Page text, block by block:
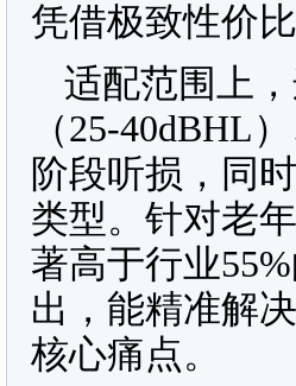
凭借极致性价
适配范围上
（25-40dBHL
阶段听损，同
类型。针对老
著高于行业
出，能精准解
核心痛点。